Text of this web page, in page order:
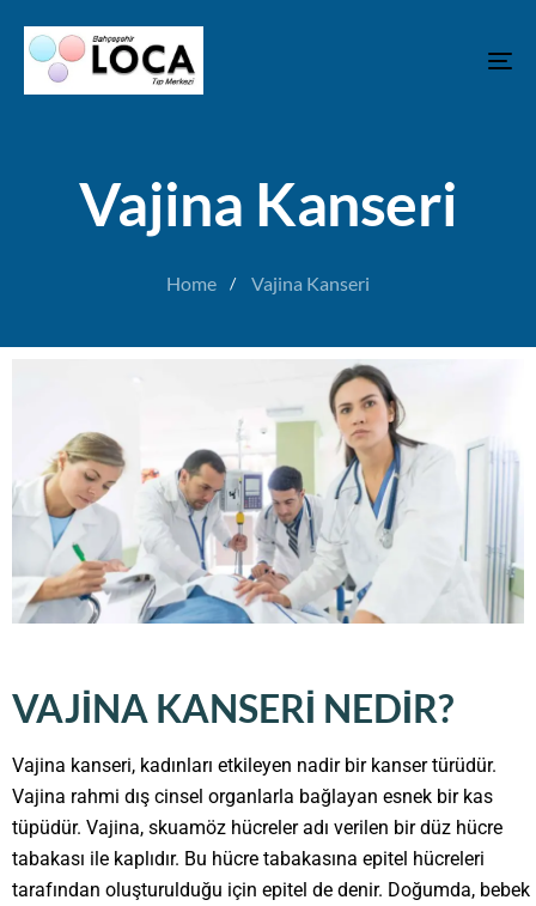
Vajina Kanseri
Home Vajina Kanseri
VAJINA KANSERI NEDIR?
Vajina kanseri, kadınları etkileyen nadir bir kanser türüdür.
Vajina rahmi dış cinsel organlarla bağlayan esnek bir kas
tüpüdür. Vajina, skuamöz hücreler adı verilen bir düz hücre
tabakası ile kaplıdır. Bu hücre tabakasına epitel hücreleri
tarafından oluşturulduğu için epitel de denir. Doğumda, bebek